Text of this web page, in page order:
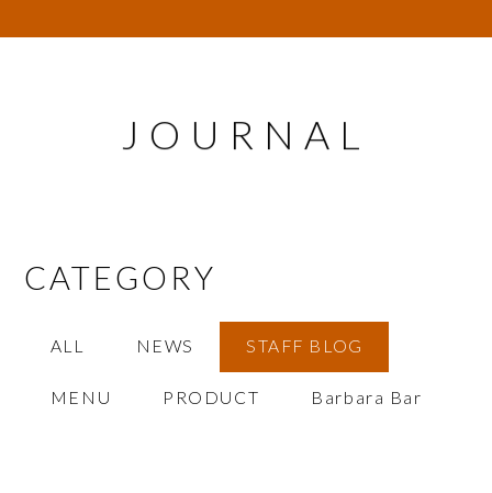
JOURNAL
CATEGORY
ALL NEWS STAFF BLOG
MENU PRODUCT Barbara Bar